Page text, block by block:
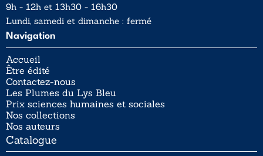
9h - 12h et 13h30 - 16h30
Lundi, samedi et dimanche : fermé
Navigation
Accueil
Être édité
Contactez-nous
Les Plumes du Lys Bleu
Prix sciences humaines et sociales
Nos collections
Nos auteurs
Catalogue